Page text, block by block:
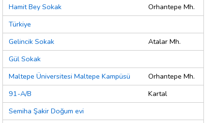
Hamit Bey Sokak
Orhantepe Mh.
Türkiye
Gelincik Sokak
Atalar Mh.
Gül Sokak
Maltepe Üniversitesi Maltepe Kampüsü
Orhantepe Mh.
91-A/B
Kartal
Semiha Şakir Doğum evi